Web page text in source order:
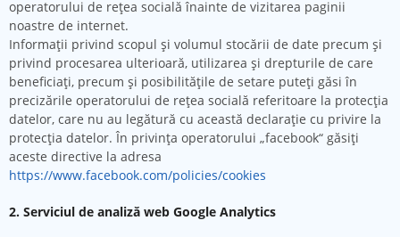
operatorului de reţea socială înainte de vizitarea paginii
noastre de internet.
Informaţii privind scopul şi volumul stocării de date precum şi
privind procesarea ulterioară, utilizarea şi drepturile de care
beneficiaţi, precum şi posibilităţile de setare puteţi găsi în
precizările operatorului de reţea socială referitoare la protecţia
datelor, care nu au legătură cu această declaraţie cu privire la
protecţia datelor. În privinţa operatorului „facebook“ găsiţi
aceste directive la adresa
https://www.facebook.com/policies/cookies
2. Serviciul de analiză web Google Analytics